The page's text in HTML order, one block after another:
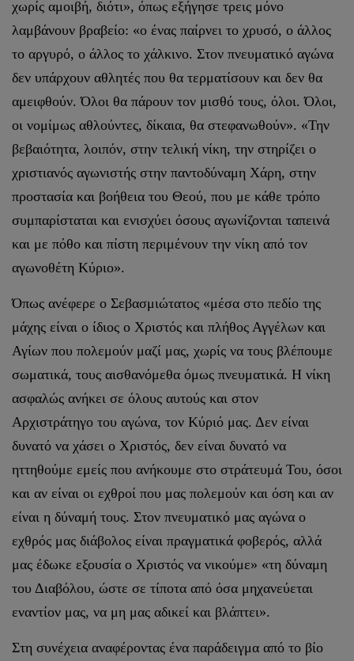
χωρίς αμοιβή, διότι», όπως εξήγησε τρεις μόνο
λαμβάνουν βραβείο: «ο ένας παίρνει το χρυσό, ο άλλος
το αργυρό, ο άλλος το χάλκινο. Στον πνευματικό αγώνα
δεν υπάρχουν αθλητές που θα τερματίσουν και δεν θα
αμειφθούν. Όλοι θα πάρουν τον μισθό τους, όλοι. Όλοι,
οι νομίμως αθλούντες, δίκαια, θα στεφανωθούν». «Την
βεβαιότητα, λοιπόν, στην τελική νίκη, την στηρίζει ο
χριστιανός αγωνιστής στην παντοδύναμη Χάρη, στην
προστασία και βοήθεια του Θεού, που με κάθε τρόπο
συμπαρίσταται και ενισχύει όσους αγωνίζονται ταπεινά
και με πόθο και πίστη περιμένουν την νίκη από τον
αγωνοθέτη Κύριο».
Όπως ανέφερε ο Σεβασμιώτατος «μέσα στο πεδίο της
μάχης είναι ο ίδιος ο Χριστός και πλήθος Αγγέλων και
Αγίων που πολεμούν μαζί μας, χωρίς να τους βλέπουμε
σωματικά, τους αισθανόμεθα όμως πνευματικά. Η νίκη
ασφαλώς ανήκει σε όλους αυτούς και στον
Αρχιστράτηγο του αγώνα, τον Κύριό μας. Δεν είναι
δυνατό να χάσει ο Χριστός, δεν είναι δυνατό να
ηττηθούμε εμείς που ανήκουμε στο στράτευμά Του, όσοι
και αν είναι οι εχθροί που μας πολεμούν και όση και αν
είναι η δύναμή τους. Στον πνευματικό μας αγώνα ο
εχθρός μας διάβολος είναι πραγματικά φοβερός, αλλά
μας έδωκε εξουσία ο Χριστός να νικούμε» «τη δύναμη
του Διαβόλου, ώστε σε τίποτα από όσα μηχανεύεται
εναντίον μας, να μη μας αδικεί και βλάπτει».
Στη συνέχεια αναφέροντας ένα παράδειγμα από το βίο